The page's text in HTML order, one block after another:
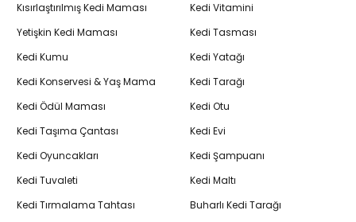
Kısırlaştırılmış Kedi Maması
Yetişkin Kedi Maması
Kedi Kumu
Kedi Konservesi & Yaş Mama
Kedi Ödül Maması
Kedi Taşıma Çantası
Kedi Oyuncakları
Kedi Tuvaleti
Kedi Tırmalama Tahtası
Kedi Vitamini
Kedi Tasması
Kedi Yatağı
Kedi Tarağı
Kedi Otu
Kedi Evi
Kedi Şampuanı
Kedi Maltı
Buharlı Kedi Tarağı